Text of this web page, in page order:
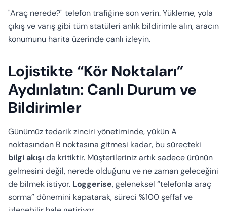
"Araç nerede?" telefon trafiğine son verin. Yükleme, yola
çıkış ve varış gibi tüm statüleri anlık bildirimle alın, aracın
konumunu harita üzerinde canlı izleyin.
Lojistikte “Kör Noktaları”
Aydınlatın: Canlı Durum ve
Bildirimler
Günümüz tedarik zinciri yönetiminde, yükün A
noktasından B noktasına gitmesi kadar, bu süreçteki
bilgi akışıda kritiktir. Müşterileriniz artık sadece ürünün
gelmesini değil, nerede olduğunu ve ne zaman geleceğini
de bilmek istiyor. Loggerise, geleneksel “telefonla araç
sorma” dönemini kapatarak, süreci %100 şeffaf ve